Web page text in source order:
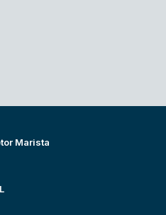
Marista